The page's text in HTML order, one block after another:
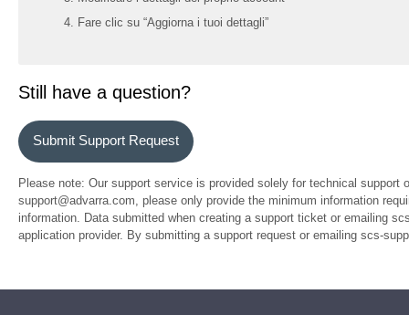
Fare clic su “Aggiorna i tuoi dettagli”
Still have a question?
Submit Support Request
Please note: Our support service is provided solely for technical
support@advarra.com, please only provide the minimum information
information. Data submitted when creating a support ticket or emailing
application provider. By submitting a support request or emailing scs-